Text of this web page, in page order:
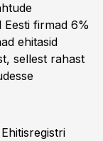
Eesti firmad 6%
ehitasid
sellest rahast